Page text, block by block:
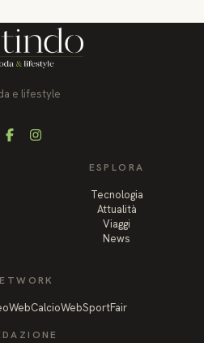
e lifestyle
FacebookInstagram
ESPLORA
Tecnologia
Attualità
Viaggi
News
CalcioWebSportFair